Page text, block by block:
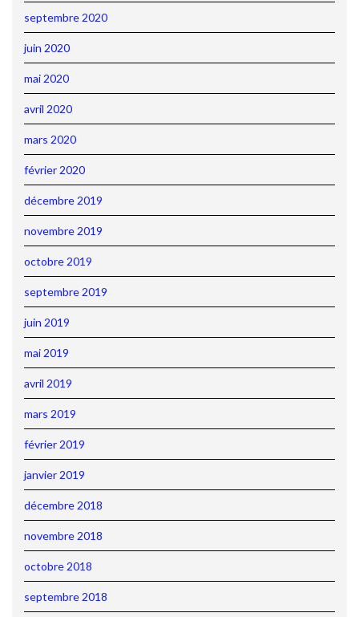
septembre 2020
juin 2020
mai 2020
avril 2020
mars 2020
février 2020
décembre 2019
novembre 2019
octobre 2019
septembre 2019
juin 2019
mai 2019
avril 2019
mars 2019
février 2019
janvier 2019
décembre 2018
novembre 2018
octobre 2018
septembre 2018